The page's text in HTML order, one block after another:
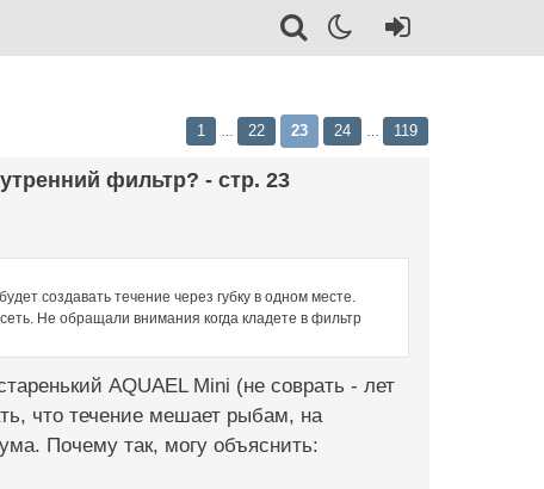
1 22 23 24 119
фильтр? - стр. 23
создавать течение через губку в одном месте.
Не обращали внимания когда кладете в фильтр
AQUAEL Mini (не соврать - лет
что течение мешает рыбам, на
Почему так, могу объяснить: